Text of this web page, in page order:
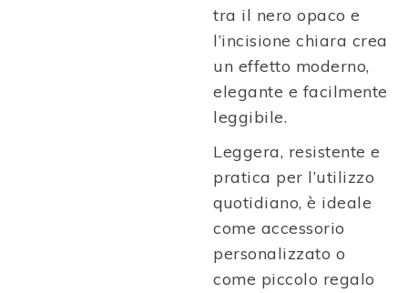
tra il nero opaco e
l’incisione chiara crea
un effetto moderno,
elegante e facilmente
leggibile.
Leggera, resistente e
pratica per l’utilizzo
quotidiano, è ideale
come accessorio
personalizzato o
come piccolo regalo